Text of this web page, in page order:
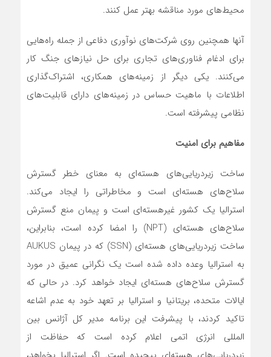
محیط‌های مورد مناقشه بهتر عمل کنند.
آنها همچنین روی شرکت‌های نوآوری دفاعی از جمله راه‌هایی
برای ادغام فناوری‌های تجاری برای حل نیازهای جنگ کار
می‌کنند. یکی دیگر از زمینه‌های همکاری، اشتراک‌گذاری
اطلاعات با ماهیت حساس در زمینه‌های دارای قابلیت‌های
نظامی پیشرفته است.
مفاهیم برای امنیت
ساخت زیردریایی‌های هسته‌ای به معنای خطر گسترش
سلاح‌های هسته‌ای است و مخاطراتی را ایجاد می‌کند.
استرالیا یک کشور غیرهسته‌ای است و پیمان منع گسترش
سلاح‌های هسته‌ای (NPT) را امضا کرده است، بنابراین،
ساخت زیردریایی‌های هسته‌ای (SSN) که در پیمان AUKUS
به استرالیا وعده داده شده است یک نگرانی عمیق در مورد
گسترش سلاح‌های ‌هسته‌ای ایجاد خواهد کرد. در حالی که
ایالات متحده، بریتانیا و استرالیا بر تعهد خود به عدم اشاعه
تاکید کردند، با پیشرفت این برنامه مدیر کل آژانس بین
المللی انرژی اتمی اعلام کرده است که حفاظت از